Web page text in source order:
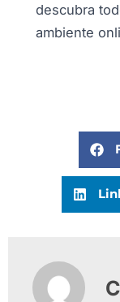
descubra
ambiente